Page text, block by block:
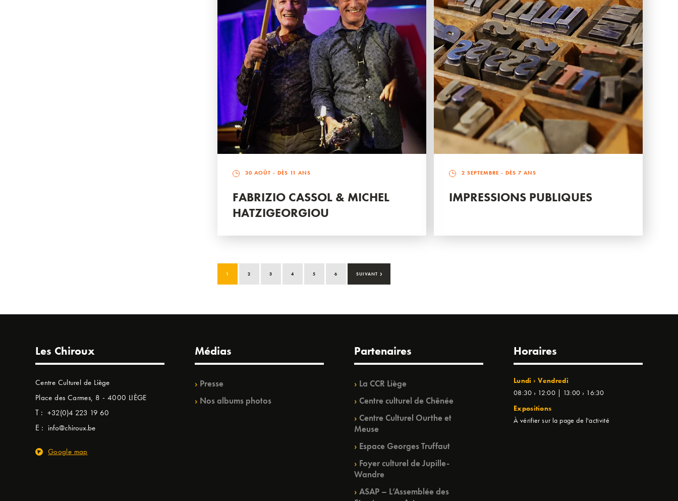
30 AOÛT - DÈS 11 ANS
FABRIZIO CASSOL & MICHEL
HATZIGEORGIOU
2 SEPTEMBRE - DÈS 7 ANS
IMPRESSIONS PUBLIQUES
1 2 3 4 5 6 SUIVANT ›
Les Chiroux
Centre Culturel de Liège
Place des Carmes, 8 - 4000 LIÈGE
T : +32(0)4 223 19 60
E : info@chiroux.be
Google map
Médias
Presse
Nos albums photos
Partenaires
La CCR Liège
Centre culturel de Chênée
Centre Culturel Ourthe et
Meuse
Espace Georges Truffaut
Foyer culturel de Jupille-
Wandre
ASAP – L’Assemblée des
Horaires
Lundi › Vendredi
08:30 › 12:00 | 13:00 › 16:30
Expositions
À vérifier sur la page de l'activité